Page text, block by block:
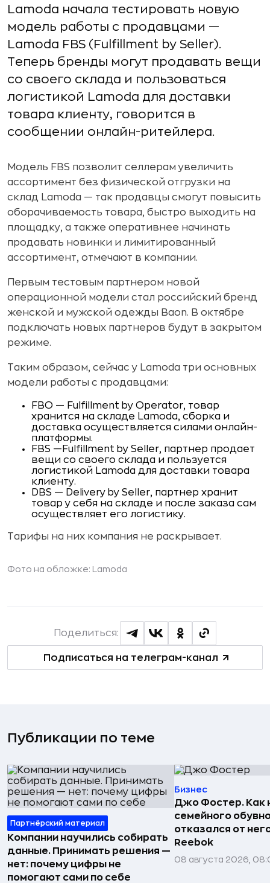
Lamoda начала тестировать новую
модель работы с продавцами —
Lamoda FBS (Fulfillment by Seller).
Теперь бренды могут продавать вещи
со своего склада и пользоваться
логистикой Lamoda для доставки
товара клиенту, говорится в
сообщении онлайн-ритейлера.
Модель FBS позволит селлерам увеличить
ассортимент без физической отгрузки на
склад Lamoda — так продавцы смогут повысить
оборачиваемость товара, быстро выходить на
площадку, а также оперативнее начинать
продавать новинки и лимитированный
ассортимент, отмечают в компании.
Первым тестовым партнером новой
операционной модели стал российский бренд
женской и мужской одежды Baon. В октябре
подключать новых партнеров будут в закрытом
режиме.
Таким образом, сейчас у Lamoda три основных
модели работы с продавцами:
FBO — Fulfillment by Operator, товар
хранится на складе Lamoda, сборка и
доставка осуществляется силами онлайн-
платформы.
FBS —Fulfillment by Seller, партнер продает
вещи со своего склада и пользуется
логистикой Lamoda для доставки товара
клиенту.
DBS — Delivery by Seller, партнер хранит
товар у себя на складе и после заказа сам
осуществляет его логистику.
Тарифы на них компания не раскрывает.
Фото на обложке: Lamoda
Подписаться на телеграм-канал
Поделиться:
Публикации по теме
Партнёрский материал
Компании научились собирать
данные. Принимать решения —
нет: почему цифры не
помогают сами по себе
Бизнес
Джо Фостер. Как
семейного
отказался от
Reebok
08 августа 2026,